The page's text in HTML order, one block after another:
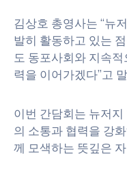
김상호 총영사는 “뉴
발히 활동하고 있는
도 동포사회와 지속
력을 이어가겠다”고
이번 간담회는 뉴저
의 소통과 협력을 강
께 모색하는 뜻깊은